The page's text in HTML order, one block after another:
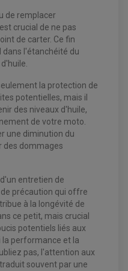
QUAD / SSV
/ SSV
/ SSV
de remplacer
crucial de ne pas
de carter. Ce fin
dans l'étanchéité du
la protection de
potentielles, mais il
des niveaux d'huile,
de votre moto.
une diminution du
des dommages
entretien de
précaution qui offre
à la longévité de
ce petit, mais crucial
potentiels liés aux
performance et la
pas, l'attention aux
souvent par une